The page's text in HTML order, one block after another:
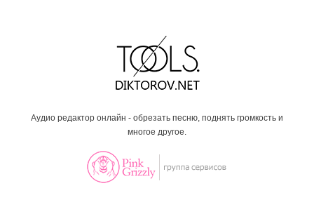
Аудио редактор онлайн - обрезать песню, поднять громкость и
многое другое.